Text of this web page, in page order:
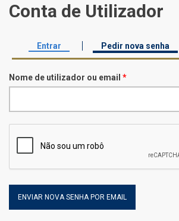
Conta de Utilizador
Separadores primários
Entrar Pedir nova senha
Nome de utilizador ou email *